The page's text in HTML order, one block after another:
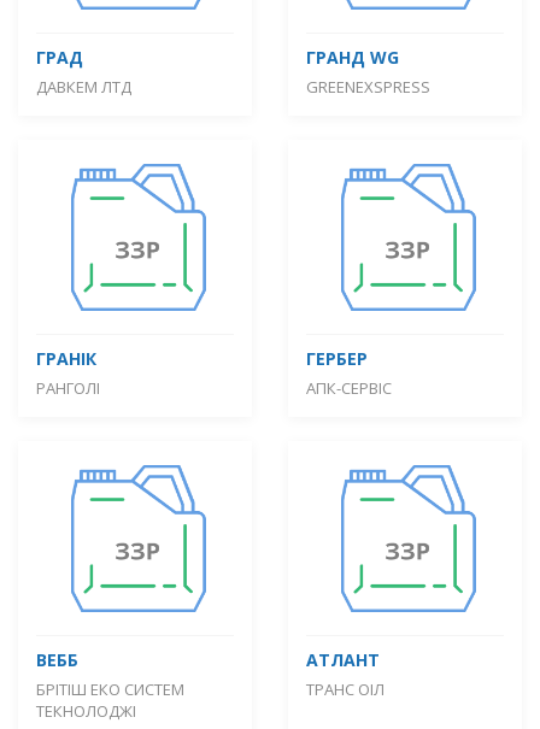
ГРАД
ДАВКЕМ ЛТД
ГРАНД WG
GREENEXSPRESS
ГРАНІК
РАНГОЛІ
ГЕРБЕР
АПК-СЕРВІС
ВЕББ
БРІТІШ ЕКО СИСТЕМ
ТЕКНОЛОДЖІ
АТЛАНТ
ТРАНС ОІЛ